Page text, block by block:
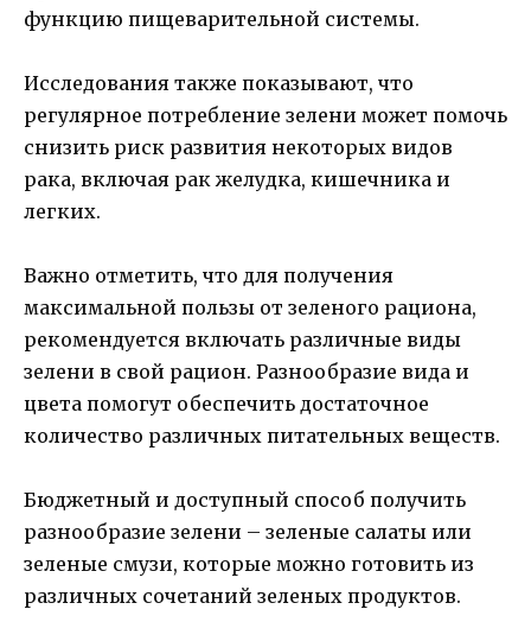
функцию пищеварительной системы.
Исследования также показывают, что
регулярное потребление зелени может помочь
снизить риск развития некоторых видов
рака, включая рак желудка, кишечника и
легких.
Важно отметить, что для получения
максимальной пользы от зеленого рациона,
рекомендуется включать различные виды
зелени в свой рацион. Разнообразие вида и
цвета помогут обеспечить достаточное
количество различных питательных веществ.
Бюджетный и доступный способ получить
разнообразие зелени – зеленые салаты или
зеленые смузи, которые можно готовить из
различных сочетаний зеленых продуктов.